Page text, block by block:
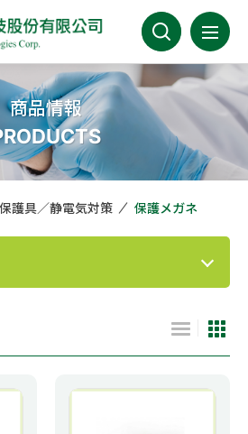
公司
会社案内
最新情報
事業分野
取扱メーカー
FAQ
商品情報
護具／静電気対策 保護メガネ